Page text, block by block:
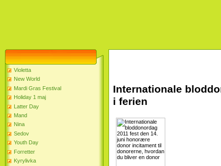
Violetta
New World
Mardi Gras Festival
Holiday 1 maj
Latter Day
Mand
Nina
Sedov
Youth Day
Forretter
Kyrylivka
Internationale
i ferien